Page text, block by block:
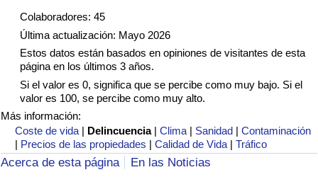
Colaboradores: 45
Última actualización: Mayo 2026
Estos datos están basados en opiniones de visitantes de esta
página en los últimos 3 años.
Si el valor es 0, significa que se percibe como muy bajo. Si el
valor es 100, se percibe como muy alto.
Más información:
Coste de vida | Delincuencia |Clima | Sanidad |Contaminación
| Precios de las propiedades |Calidad de Vida |Tráfico
Acerca de esta página
En las Noticias